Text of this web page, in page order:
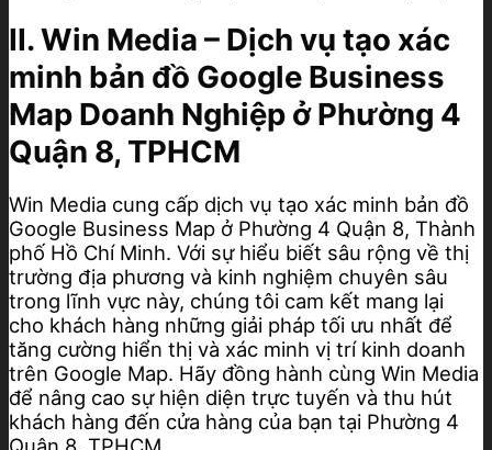
II. Win Media – Dịch vụ tạo xác
minh bản đồ Google Business
Map Doanh Nghiệp ở Phường 4
Quận 8, TPHCM
Win Media cung cấp dịch vụ tạo xác minh bản đồ
Google Business Map ở Phường 4 Quận 8, Thành
phố Hồ Chí Minh. Với sự hiểu biết sâu rộng về thị
trường địa phương và kinh nghiệm chuyên sâu
trong lĩnh vực này, chúng tôi cam kết mang lại
cho khách hàng những giải pháp tối ưu nhất để
tăng cường hiển thị và xác minh vị trí kinh doanh
trên Google Map. Hãy đồng hành cùng Win Media
để nâng cao sự hiện diện trực tuyến và thu hút
khách hàng đến cửa hàng của bạn tại Phường 4